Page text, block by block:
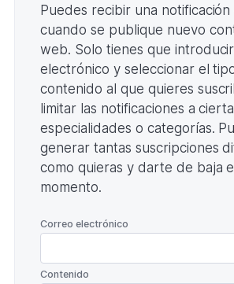
Puedes recibir una
cuando se publique nuevo
web. Solo tienes que
electrónico y seleccionar el
contenido al que quieres
limitar las notificaciones a
especialidades o categorías.
generar tantas suscripciones
como quieras y darte de baja
momento.
Correo electrónico
Contenido